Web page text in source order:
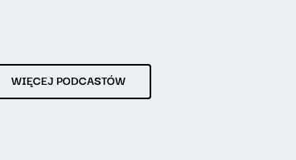
WIĘCEJ PODCASTÓW